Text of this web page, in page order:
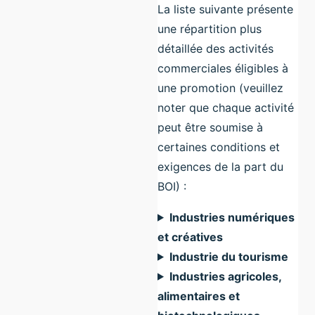
La liste suivante présente
une répartition plus
détaillée des activités
commerciales éligibles à
une promotion (veuillez
noter que chaque activité
peut être soumise à
certaines conditions et
exigences de la part du
BOI) :
Industries numériques
et créatives
Industrie du tourisme
Industries agricoles,
alimentaires et